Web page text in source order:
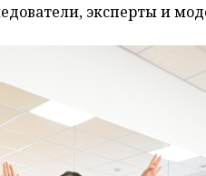
эксперты и